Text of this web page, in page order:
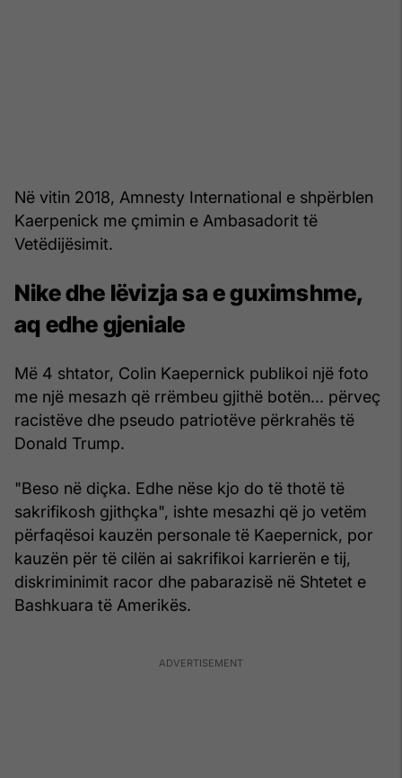
Në vitin 2018, Amnesty International e shpërblen
Kaerpenick me çmimin e Ambasadorit të
Vetëdijësimit.
Nike dhe lëvizja sa e guximshme,
aq edhe gjeniale
Më 4 shtator, Colin Kaepernick publikoi një foto
me një mesazh që rrëmbeu gjithë botën... përveç
racistëve dhe pseudo patriotëve përkrahës të
Donald Trump.
"Beso në diçka. Edhe nëse kjo do të thotë të
sakrifikosh gjithçka", ishte mesazhi që jo vetëm
përfaqësoi kauzën personale të Kaepernick, por
kauzën për të cilën ai sakrifikoi karrierën e tij,
diskriminimit racor dhe pabarazisë në Shtetet e
Bashkuara të Amerikës.